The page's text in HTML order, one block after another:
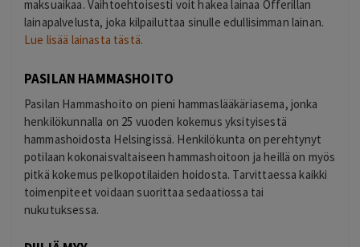
maksuaikaa. Vaihtoehtoisesti voit hakea lainaa Offerillan
lainapalvelusta, joka kilpailuttaa sinulle edullisimman lainan.
Lue lisää lainasta tästä.
PASILAN HAMMASHOITO
Pasilan Hammashoito on pieni hammaslääkäriasema, jonka
henkilökunnalla on 25 vuoden kokemus yksityisestä
hammashoidosta Helsingissä. Henkilökunta on perehtynyt
potilaan kokonaisvaltaiseen hammashoitoon ja heillä on myös
pitkä kokemus pelkopotilaiden hoidosta. Tarvittaessa kaikki
toimenpiteet voidaan suorittaa sedaatiossa tai
nukutuksessa.